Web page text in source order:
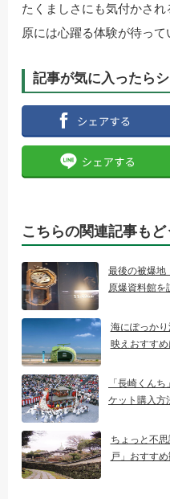
たくましさにも気付かさ
原には心躍る体験が待って
記事が気に入ったら
こちらの関連記事もど
最後の被爆地
原爆資料館を
海にぽっか
映えおすす
「長崎くん
ケット購入方
ちょっと不
戸」おすす